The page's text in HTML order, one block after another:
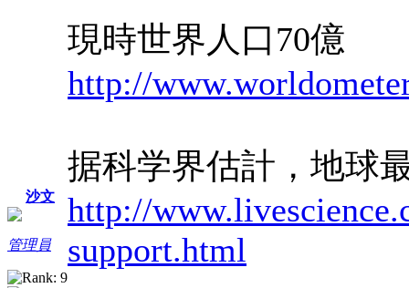
沙文
管理員
現時世界人口70億
http://
据科学界估計，地球
http://
support.html